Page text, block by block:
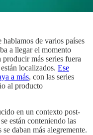
de varios países
a llegar el momento
más series fuera
localizados. Ese
a más, con las series
al producto
en un contexto post-
están conteniendo las
daban más alegremente.